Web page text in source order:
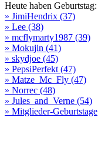
Heute haben Geburtstag:
» JimiHendrix (37)
» Lee (38)
» mcflymarty1987 (39)
» Mokujin (41)
» skydjoe (45)
» PepsiPerfekt (47)
» Matze_Mc_Fly (47)
» Norrec (48)
» Jules_and_Verne (54)
» Mitglieder-Geburtstage